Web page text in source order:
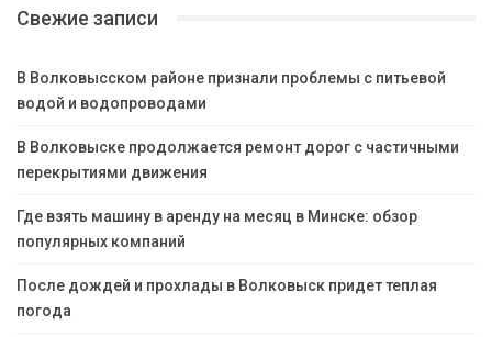
Свежие записи
В Волковысском районе признали проблемы с питьевой
водой и водопроводами
В Волковыске продолжается ремонт дорог с частичными
перекрытиями движения
Где взять машину в аренду на месяц в Минске: обзор
популярных компаний
После дождей и прохлады в Волковыск придет теплая
погода